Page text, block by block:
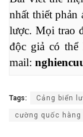
nhất thiết phản
lược. Mọi trao
độc giả có
mail:
Tags: Cảng biển
cường quốc hàng